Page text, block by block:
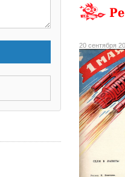
20 сентября